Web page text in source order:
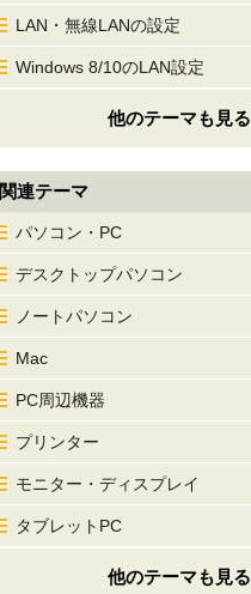
LAN・無線LANの設定
Windows 8/10のLAN設定
他のテーマも見る
関連テーマ
パソコン・PC
デスクトップパソコン
ノートパソコン
Mac
PC周辺機器
プリンター
モニター・ディスプレイ
タブレットPC
他のテーマも見る